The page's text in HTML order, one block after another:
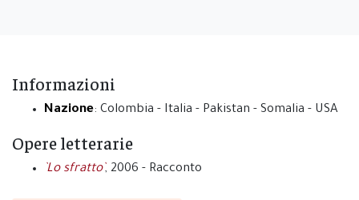
Informazioni
Nazione: Colombia - Italia - Pakistan - Somalia - USA
Opere letterarie
`Lo sfratto`, 2006 - Racconto